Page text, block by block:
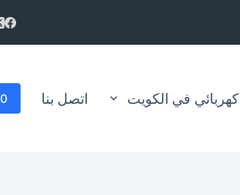
كهربائي في الكويت اتصل بنا